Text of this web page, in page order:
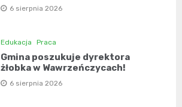
6 sierpnia 2026
Edukacja Praca
Gmina poszukuje dyrektora
żłobka w Wawrzeńczycach!
6 sierpnia 2026